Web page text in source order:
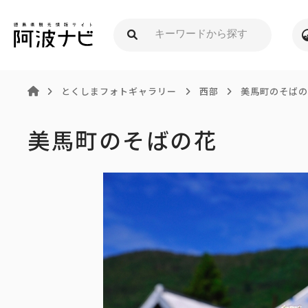
とくしまフォトギャラリー 西部 美馬町のそば
美馬町のそばの花